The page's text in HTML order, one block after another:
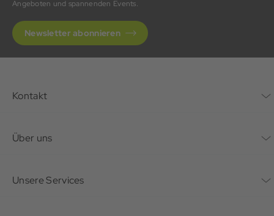
Angeboten und spannenden Events.
Newsletter abonnieren
Kontakt
Über uns
Unsere Services